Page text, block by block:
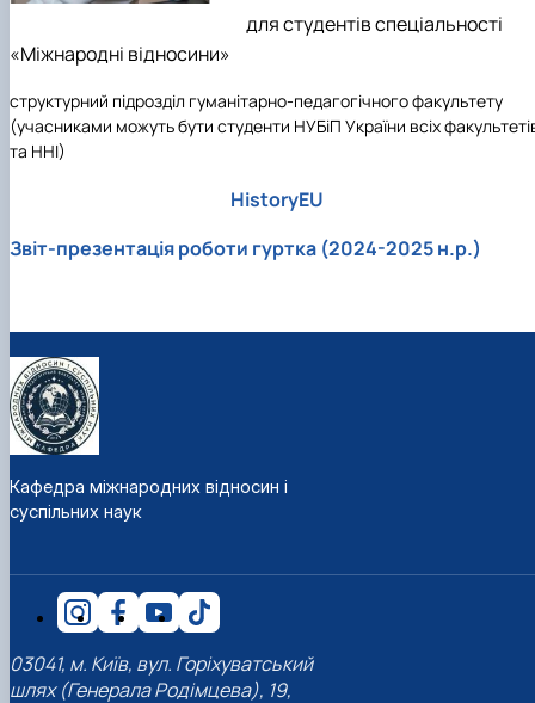
Підготовка до вступу в аспірантуру
Правила прийому 2026
Контактні дані
Профорієнтаційна робота
Дні відкритих дверей
HistoryEUдля студентів спеціальності
«Міжнародні відносини»
структурний підрозділ гуманітарно-педагогічного факультету
(учасниками можуть бути студенти НУБіП України всіх
та ННІ)
HistoryEU
Звіт-презентація роботи гуртка (2024-2025 н.р.)
Кафедра міжнародних відносин і
суспільних наук
03041, м. Київ, вул. Горіхуватський
шлях (Генерала Родімцева), 19,